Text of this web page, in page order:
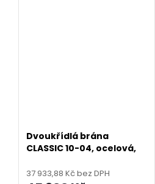
Dvoukřídlá brána
CLASSIC 10-04, ocelová,
(šířka 1200–6000 mm,
37 933,88 Kč bez DPH